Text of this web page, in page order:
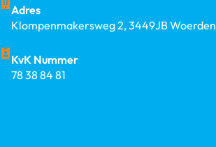
Adres
Klompenmakersweg 2, 3449JB Woerden
KvK Nummer
78 38 84 81